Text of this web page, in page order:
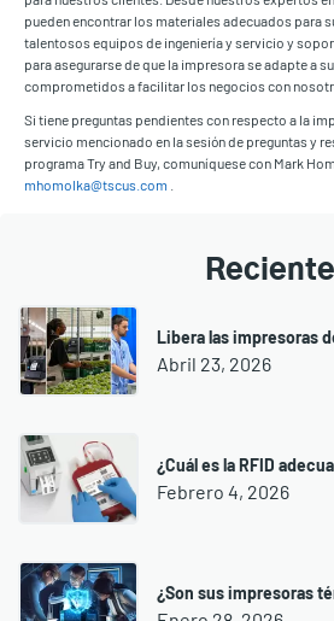
pueden encontrar los materiales adecuados para
talentosos equipos de ingeniería y servicio y
para asegurarse de que la impresora se adapte a
comprometidos a facilitar los negocios con
Si tiene preguntas pendientes con respecto a la
servicio mencionado en la sesión de preguntas y
programa Try and Buy, comuníquese con Mark
mhomolka@tscus.com
Reciente
Libera las impresoras
Abril 23, 2026
¿Cuál es la RFID
Febrero 4, 2026
¿Son sus impresoras